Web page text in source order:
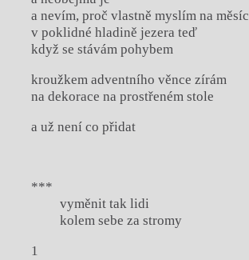
a nevím, proč vlastně myslím na měsíc
v poklidné hladině jezera teď
když se stávám pohybem
kroužkem adventního věnce zírám
na dekorace na prostřeném stole
a už není co přidat
***
vyměnit tak lidi
kolem sebe za stromy
1